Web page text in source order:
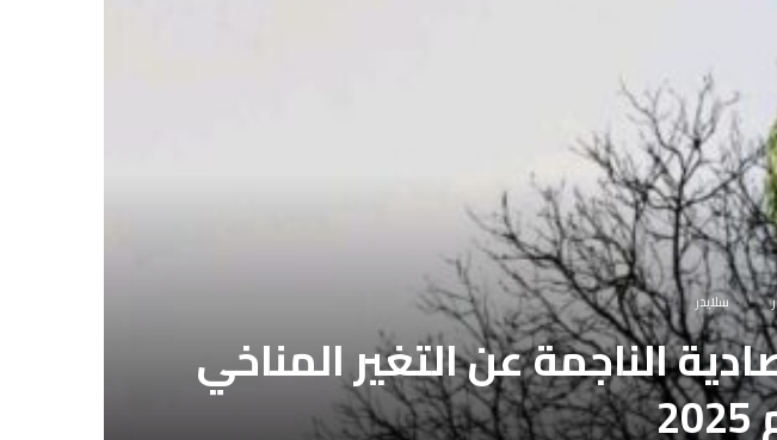
سلايدر
الناجمة عن التغير المناخي